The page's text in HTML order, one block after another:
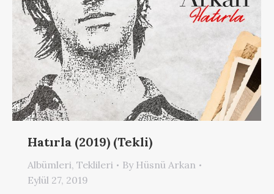
Hatırla (2019) (Tekli)
Albümleri, Teklileri By Hüsnü Arkan
Eylül 27, 2019